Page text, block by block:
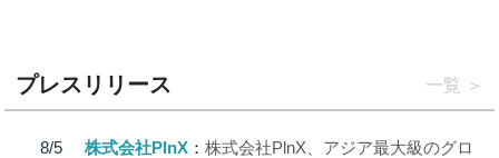
プレスリリース 一覧
8/5
株式会社PlnX
株式会社PlnX、アジア最大級のグロ